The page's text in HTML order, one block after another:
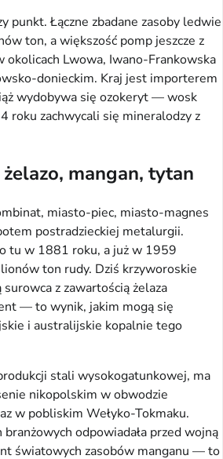
punkt. Łączne zbadane zasoby ledwie
ton, a większość pomp jeszcze z
okolicach Lwowa, Iwano-Frankowska
donieckim. Kraj jest importerem
wydobywa się ozokeryt — wosk
roku zachwycali się mineralodzy z
mangan, tytan
miasto-piec, miasto-magnes
postradzieckiej metalurgii.
tu w 1881 roku, a już w 1959
ton rudy. Dziś krzyworoskie
z zawartością żelaza
— to wynik, jakim mogą się
i australijskie kopalnie tego
stali wysokogatunkowej, ma
nikopolskim w obwodzie
w pobliskim Wełyko-Tokmaku.
branżowych odpowiadała przed wojną
światowych zasobów manganu — to